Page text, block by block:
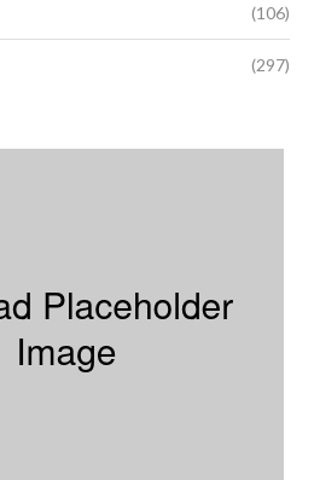
(106)
(297)